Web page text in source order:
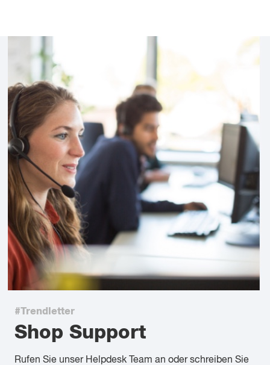
#Trendletter
Shop Support
Rufen Sie unser Helpdesk Team an oder schreiben Sie